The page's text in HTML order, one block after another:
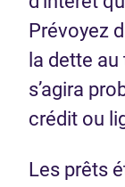
Prévoyez
la dette au
s’agira
crédit ou
Les prêts